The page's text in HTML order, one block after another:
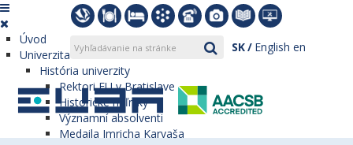
SK English en
Úvod
Univerzita
História univerzity
Rektori EU v Bratislave
Historické míľniky
Významní absolventi
Medaila Imricha Karvaša